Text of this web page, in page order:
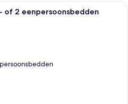
Een hotelkamer met twee bedden,
of 2 eenpersoonsbedden